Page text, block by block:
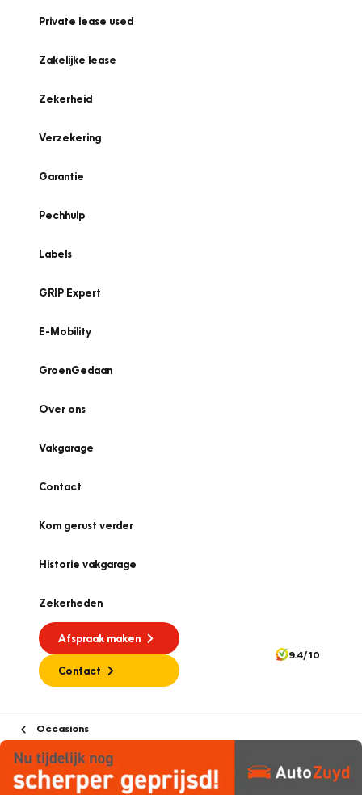
Private lease used
Zakelijke lease
Zekerheid
Verzekering
Garantie
Pechhulp
Labels
GRIP Expert
E-Mobility
GroenGedaan
Over ons
Vakgarage
Contact
Kom gerust verder
Historie vakgarage
Zekerheden
Afspraak maken
Contact
9.4/10
Occasions